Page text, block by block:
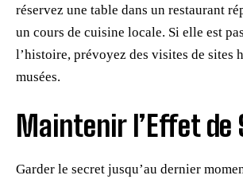
réservez une table dans un restaurant
un cours de cuisine locale. Si elle est
l’histoire, prévoyez des visites de sites
musées.
Maintenir l’Effet de
Garder le secret jusqu’au dernier